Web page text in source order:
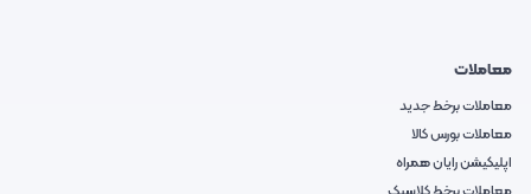
معاملات
معاملات برخط جدید
معاملات بورس کالا
اپلیکیشن رایان همراه